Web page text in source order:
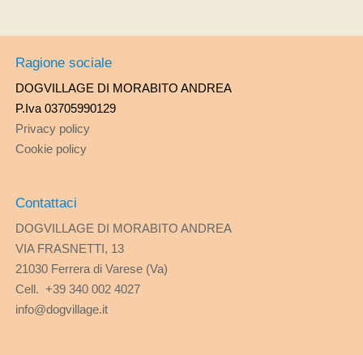
Ragione sociale
DOGVILLAGE DI MORABITO ANDREA
P.Iva 03705990129
Privacy policy
Cookie policy
Contattaci
DOGVILLAGE DI MORABITO ANDREA
VIA FRASNETTI, 13
21030 Ferrera di Varese (Va)
Cell. +39 340 002 4027
info@dogvillage.it